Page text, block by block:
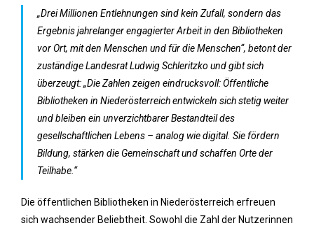
„Drei Millionen Entlehnungen sind kein Zufall, sondern das
Ergebnis jahrelanger engagierter Arbeit in den Bibliotheken
vor Ort, mit den Menschen und für die Menschen“, betont der
zuständige Landesrat Ludwig Schleritzko und gibt sich
überzeugt: „Die Zahlen zeigen eindrucksvoll: Öffentliche
Bibliotheken in Niederösterreich entwickeln sich stetig weiter
und bleiben ein unverzichtbarer Bestandteil des
gesellschaftlichen Lebens – analog wie digital. Sie fördern
Bildung, stärken die Gemeinschaft und schaffen Orte der
Teilhabe.“
Die öffentlichen Bibliotheken in Niederösterreich erfreuen
sich wachsender Beliebtheit. Sowohl die Zahl der Nutzerinnen